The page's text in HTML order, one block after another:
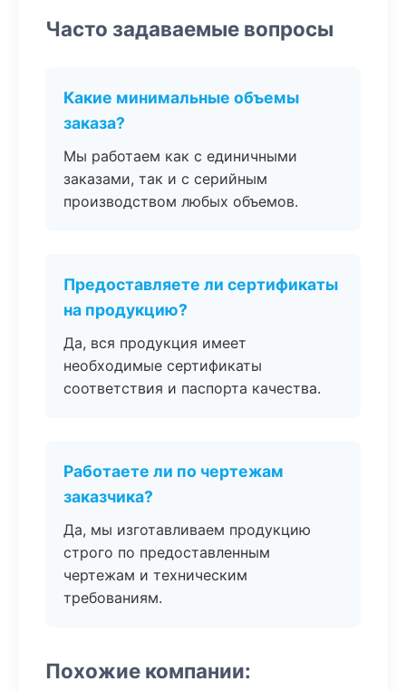
Часто задаваемые вопросы
Какие минимальные объемы
заказа?
Мы работаем как с единичными
заказами, так и с серийным
производством любых объемов.
Предоставляете ли сертификаты
на продукцию?
Да, вся продукция имеет
необходимые сертификаты
соответствия и паспорта качества.
Работаете ли по чертежам
заказчика?
Да, мы изготавливаем продукцию
строго по предоставленным
чертежам и техническим
требованиям.
Похожие компании: